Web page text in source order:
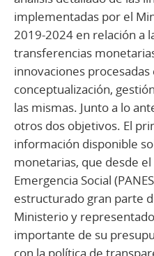
implementadas por el
2019-2024 en relación a
transferencias
innovaciones procesadas
conceptualización,
las mismas. Junto a lo
otros dos objetivos. El
información disponible
monetarias, que desde
Emergencia Social
estructurado gran parte
Ministerio y
importante de su
con la política de